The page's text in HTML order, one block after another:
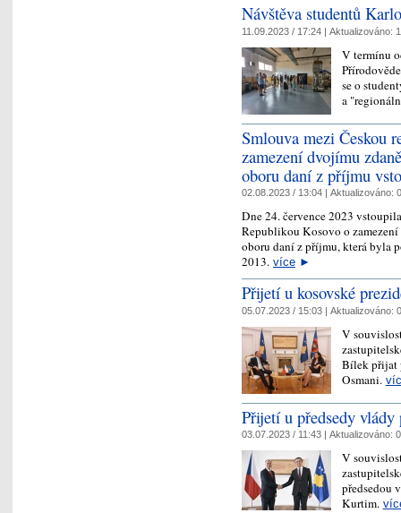
Návštěva studentů
11.09.2023 / 17:24 | Aktualizováno:
V termínu
se o
a
Smlouva mezi Českou
zamezení dvojímu
oboru daní z příjmu
02.08.2023 / 13:04 | Aktualizováno:
Dne 24. července 2023
Republikou Kosovo o
oboru daní z příjmu, která byla
2013. více ►
Přijetí u kosovské
05.07.2023 / 15:03 | Aktualizováno:
V
Bílek přijat
Osmani.
Přijetí u předsedy
03.07.2023 / 11:43 | Aktualizováno:
V
předsedou
Kurtim.